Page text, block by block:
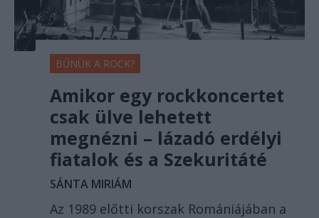
BŰNÜK A ROCK?
Amikor egy rockkoncertet
csak ülve lehetett
megnézni – lázadó erdélyi
fiatalok és a Szekuritáté
SÁNTA MIRIÁM
Az 1989 előtti korszak Romániájában a